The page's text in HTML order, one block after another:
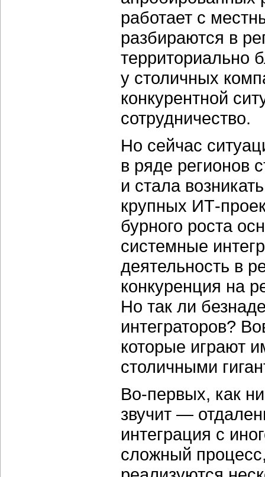
работает с
разбираются в
территориально
у столичных
конкурентной
сотрудничество.
Но сейчас
в ряде регионов
и стала
крупных ИТ-
бурного роста
системные
деятельность в
конкуренция на
Но так ли
интеграторов?
которые играют
столичными
Во-первых, как
звучит —
интеграция с
сложный